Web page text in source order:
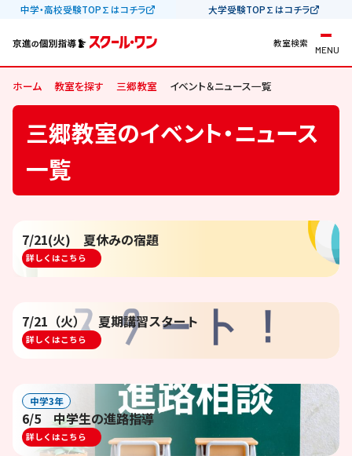
中学・高校受験TOP∑はコチラ 大学受験TOP∑はコチラ
教室検索
MENU
ホーム 教室を探す 三郷教室 イベント＆ニュース一覧
三郷教室のイベント・ニュース
一覧
7/21(火) 夏休みの宿題
詳しくはこちら
7/21（火） 夏期講習スタート
詳しくはこちら
中学3年
6/5 中学生の進路指導
詳しくはこちら